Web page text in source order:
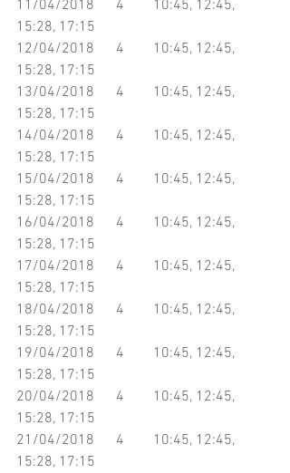
11/04/2018      4        10:45, 12:45,
15:28, 17:15
12/04/2018      4        10:45, 12:45,
15:28, 17:15
13/04/2018      4        10:45, 12:45,
15:28, 17:15
14/04/2018      4        10:45, 12:45,
15:28, 17:15
15/04/2018      4        10:45, 12:45,
15:28, 17:15
16/04/2018      4        10:45, 12:45,
15:28, 17:15
17/04/2018      4        10:45, 12:45,
15:28, 17:15
18/04/2018      4        10:45, 12:45,
15:28, 17:15
19/04/2018      4        10:45, 12:45,
15:28, 17:15
20/04/2018      4        10:45, 12:45,
15:28, 17:15
21/04/2018      4        10:45, 12:45,
15:28, 17:15